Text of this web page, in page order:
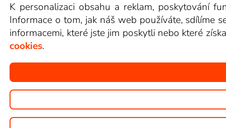
Copyright © goNET
K personalizaci obsahu a reklam, poskytování
Informace o tom, jak náš web používáte, sdílíme
informacemi, které jste jim poskytli nebo které
cookies.